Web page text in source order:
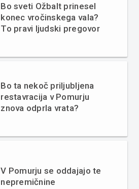
Bo sveti Ožbalt prinesel
konec vročinskega vala?
To pravi ljudski pregovor
Bo ta nekoč priljubljena
restavracija v Pomurju
znova odprla vrata?
V Pomurju se oddajajo te
nepremičnine